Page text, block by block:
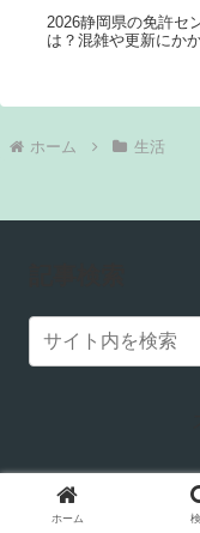
2026静岡県の免許セ
は？混雑や更新にか
ホーム 生活
ホーム